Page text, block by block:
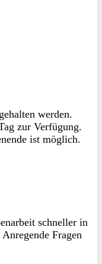
werden.
zur Verfügung.
ist möglich.
schneller in
Fragen